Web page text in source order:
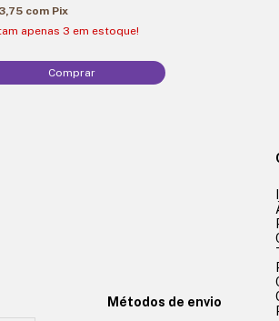
com Pix
apenas3 em estoque!
Métodos de envio